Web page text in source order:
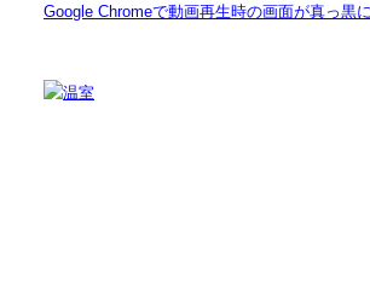
Google Chromeで動画再生時の画面が真っ黒